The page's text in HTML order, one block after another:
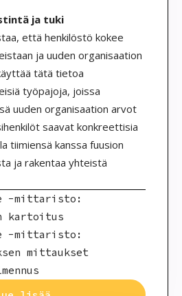
ja tuki
että henkilöstö kokee
ja uuden organisaation
tätä tietoa
työpajoja, joissa
uuden organisaation arvot
saavat konkreettisia
tiimiensä kanssa fuusion
ja rakentaa yhteistä
-mittaristo:
kartoitus
-mittaristo:
mittaukset